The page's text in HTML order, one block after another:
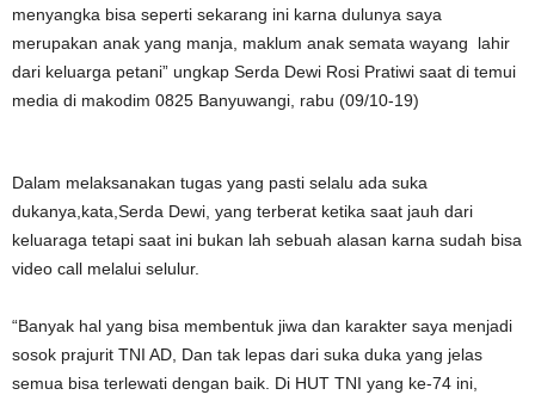
menyangka bisa seperti sekarang ini karna dulunya saya
merupakan anak yang manja, maklum anak semata wayang lahir
dari keluarga petani” ungkap Serda Dewi Rosi Pratiwi saat di temui
media di makodim 0825 Banyuwangi, rabu (09/10-19)
Dalam melaksanakan tugas yang pasti selalu ada suka
dukanya,kata,Serda Dewi, yang terberat ketika saat jauh dari
keluaraga tetapi saat ini bukan lah sebuah alasan karna sudah bisa
video call melalui selulur.
“Banyak hal yang bisa membentuk jiwa dan karakter saya menjadi
sosok prajurit TNI AD, Dan tak lepas dari suka duka yang jelas
semua bisa terlewati dengan baik. Di HUT TNI yang ke-74 ini,